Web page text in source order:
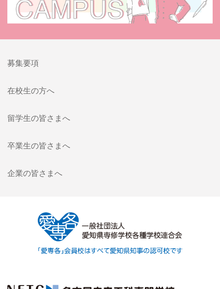
募集要項
在校生の方へ
留学生の皆さまへ
卒業生の皆さまへ
企業の皆さまへ